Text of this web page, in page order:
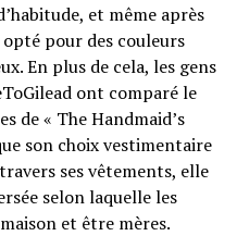
et même après
pour des couleurs
En plus de cela, les gens
ont comparé le
de « The Handmaid’s
son choix vestimentaire
ses vêtements, elle
selon laquelle les
et être mères.